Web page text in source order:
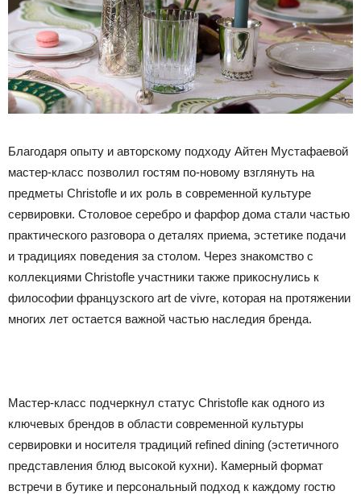
Благодаря опыту и авторскому подходу Айтен Мустафаевой
мастер-класс позволил гостям по-новому взглянуть на
предметы Christofle и их роль в современной культуре
сервировки. Столовое серебро и фарфор дома стали частью
практического разговора о деталях приема, эстетике подачи
и традициях поведения за столом. Через знакомство с
коллекциями Christofle участники также прикоснулись к
философии французского art de vivre, которая на протяжении
многих лет остается важной частью наследия бренда.
Мастер-класс подчеркнул статус Christofle как одного из
ключевых брендов в области современной культуры
сервировки и носителя традиций refined dining (эстетичного
представления блюд высокой кухни). Камерный формат
встречи в бутике и персональный подход к каждому гостю